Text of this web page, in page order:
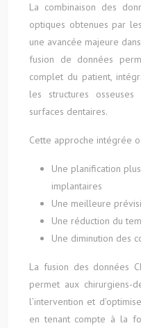
La combinaison des
optiques obtenues par
une avancée majeure
fusion de données
complet du patient,
les structures
surfaces dentaires.
Cette approche intégrée
Une planification
implantaires
Une meilleure
Une réduction du
Une diminution des
La fusion des données
permet aux chirurgiens-
l’intervention et
en tenant compte à la